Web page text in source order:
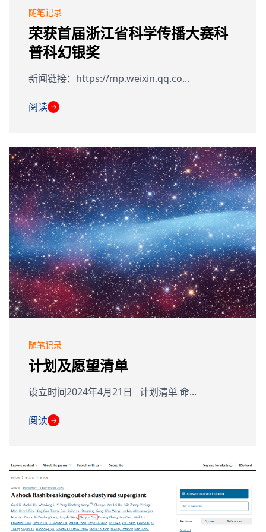
随笔记录
荣获首届浙江省科学传播大赛科
普科幻银奖
新闻链接：https://mp.weixin.qq.co...
阅读 →
随笔记录
计划及愿望清单
设立时间2024年4月21日 计划清单 命...
阅读 →